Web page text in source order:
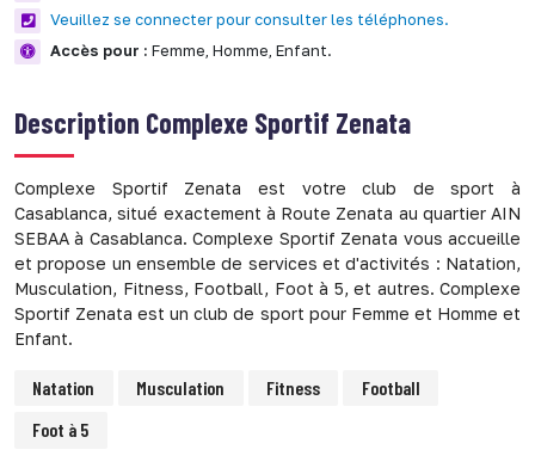
Veuillez se connecter pour consulter les téléphones.
Accès pour : Femme, Homme, Enfant.
Description Complexe Sportif Zenata
Complexe Sportif Zenata est votre club de sport à
Casablanca, situé exactement à Route Zenata au quartier AIN
SEBAA à Casablanca. Complexe Sportif Zenata vous accueille
et propose un ensemble de services et d'activités : Natation,
Musculation, Fitness, Football, Foot à 5, et autres. Complexe
Sportif Zenata est un club de sport pour Femme et Homme et
Enfant.
Natation Musculation Fitness
Football
Foot à 5